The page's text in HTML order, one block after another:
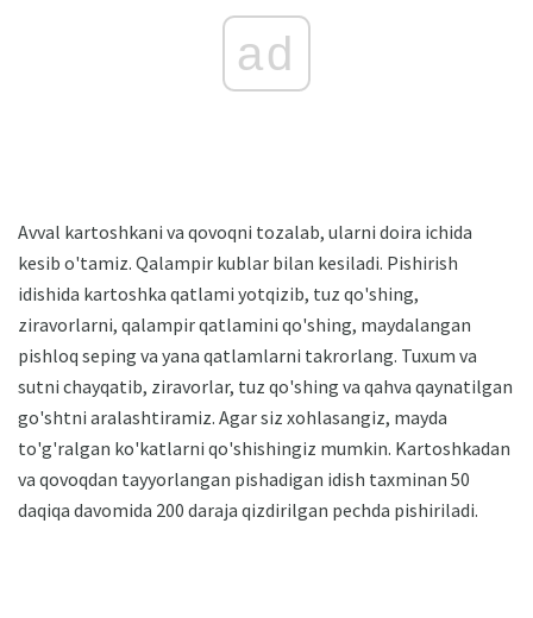
ad
Avval kartoshkani va qovoqni tozalab, ularni doira ichida
kesib o'tamiz. Qalampir kublar bilan kesiladi. Pishirish
idishida kartoshka qatlami yotqizib, tuz qo'shing,
ziravorlarni, qalampir qatlamini qo'shing, maydalangan
pishloq seping va yana qatlamlarni takrorlang. Tuxum va
sutni chayqatib, ziravorlar, tuz qo'shing va qahva qaynatilgan
go'shtni aralashtiramiz. Agar siz xohlasangiz, mayda
to'g'ralgan ko'katlarni qo'shishingiz mumkin. Kartoshkadan
va qovoqdan tayyorlangan pishadigan idish taxminan 50
daqiqa davomida 200 daraja qizdirilgan pechda pishiriladi.